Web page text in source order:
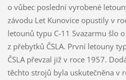
o vůbec poslední vyrobené
závodu Let Kunovice opustily v
letounů typu C-11 Svazarmu šlo
z přebytků ČSLA. První letouny
ČSLA převzal již v roce 1957.
těchto strojů byla uskutečněna v